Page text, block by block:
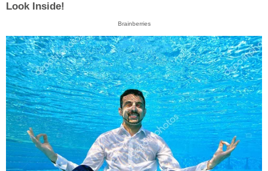
Look Inside!
Brainberries